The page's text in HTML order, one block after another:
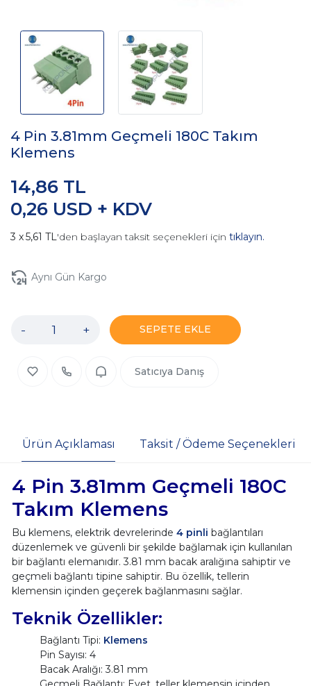
4 Pin 3.81mm Geçmeli 180C Takım
Klemens
0,26 USD + KDV
14,86 TL
5,61 TL'den başlayan taksit seçenekleri için tıklayın.
Aynı Gün Kargo
- + SEPETE EKLE
Satıcıya Danış
Ürün Açıklaması Taksit / Ödeme Seçenekleri
4 Pin 3.81mm Geçmeli 180C
Takım Klemens
Bu klemens, elektrik devrelerinde 4 pinli bağlantıları
düzenlemek ve güvenli bir şekilde bağlamak için kullanılan
bir bağlantı elemanıdır. 3.81 mm bacak aralığına sahiptir ve
geçmeli bağlantı tipine sahiptir. Bu özellik, tellerin
klemensin içinden geçerek bağlanmasını sağlar.
Teknik Özellikler:
Bağlantı Tipi: Klemens
Pin Sayısı: 4
Bacak Aralığı: 3.81 mm